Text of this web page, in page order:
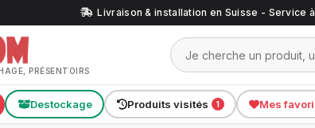
Livraison & installation en Suisse - Service
PRÉSENTOIRS
Destockage Produits visités 1 Mes